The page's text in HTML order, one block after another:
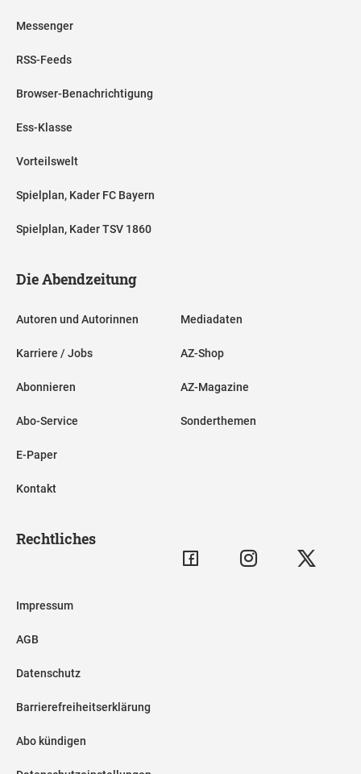
Messenger
RSS-Feeds
Browser-Benachrichtigung
Ess-Klasse
Vorteilswelt
Spielplan, Kader FC Bayern
Spielplan, Kader TSV 1860
Die Abendzeitung
Autoren und Autorinnen
Karriere / Jobs
Abonnieren
Abo-Service
E-Paper
Kontakt
Mediadaten
AZ-Shop
AZ-Magazine
Sonderthemen
Rechtliches
Impressum
AGB
Datenschutz
Barrierefreiheitserklärung
Abo kündigen